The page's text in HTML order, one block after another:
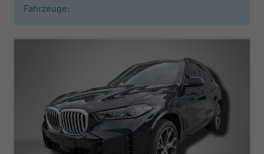
Fahrzeuge:
ab 807,– € mtl.